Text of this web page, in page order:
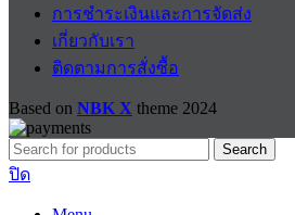
การชำระเงินและการจัดส่ง
เกี่ยวกับเรา
ติดตามการสั่งซื้อ
Based on NBK X theme 2024
Search
ปิด